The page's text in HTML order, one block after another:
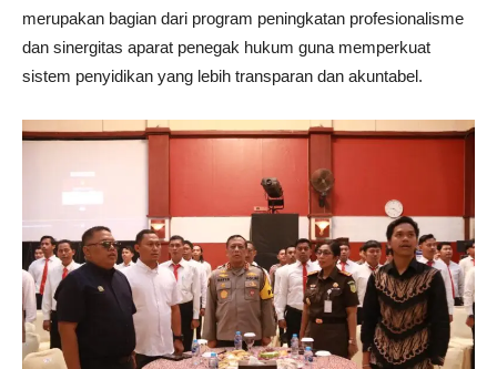
merupakan bagian dari program peningkatan profesionalisme
dan sinergitas aparat penegak hukum guna memperkuat
sistem penyidikan yang lebih transparan dan akuntabel.